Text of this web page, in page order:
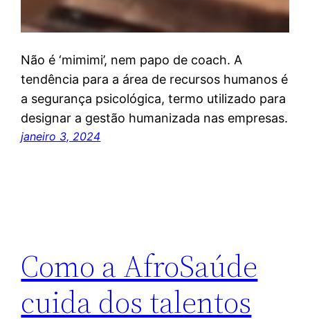
Não é ‘mimimi’, nem papo de coach. A
tendência para a área de recursos humanos é
a segurança psicológica, termo utilizado para
designar a gestão humanizada nas empresas.
janeiro 3, 2024
Como a AfroSaúde
cuida dos talentos